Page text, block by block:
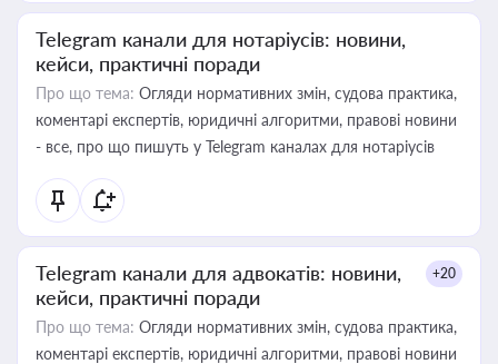
Telegram канали для нотаріусів: новини,
кейси, практичні поради
Про що тема: Огляди нормативних змін, судова практика,
коментарі експертів, юридичні алгоритми, правові новини
- все, про що пишуть у Telegram каналах для нотаріусів
Telegram канали для адвокатів: новини,
кейси, практичні поради
+20
Про що тема: Огляди нормативних змін, судова практика,
коментарі експертів, юридичні алгоритми, правові новини